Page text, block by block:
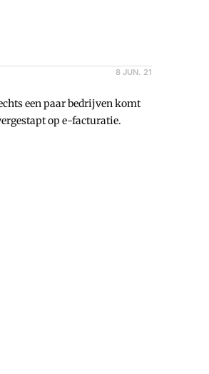
8 JUN. 21
een paar bedrijven komt
op e-facturatie.